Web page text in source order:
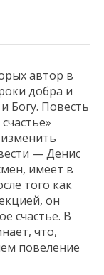
автор в
добра и
Богу. Повесть
— Денис
имеет в
того как
он
счастье. В
что,
повеление